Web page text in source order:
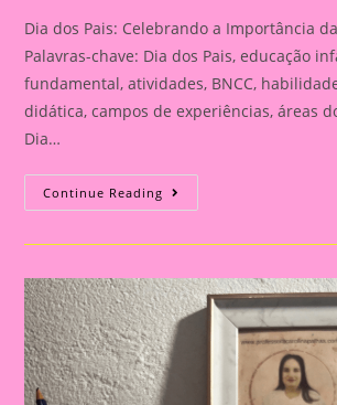
Dia dos Pais: Celebrando a Importância
Palavras-chave: Dia dos Pais, educação
fundamental, atividades, BNCC,
didática, campos de experiências, áreas
Dia…
Continue Reading Cartão
Lembrança
Pais
|
Dia
Dos
Pais:
Celebrando
A
Importância